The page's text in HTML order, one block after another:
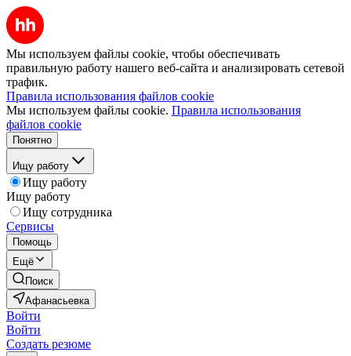
Мы используем файлы cookie, чтобы обеспечивать
правильную работу нашего веб-сайта и анализировать сетевой
трафик.
Правила использования файлов cookie
Мы используем файлы cookie. Правила использования
файлов cookie
Понятно
Ищу работу
Ищу работу
Ищу работу
Ищу сотрудника
Сервисы
Помощь
Ещё
Поиск
Афанасьевка
Войти
Войти
Создать резюме